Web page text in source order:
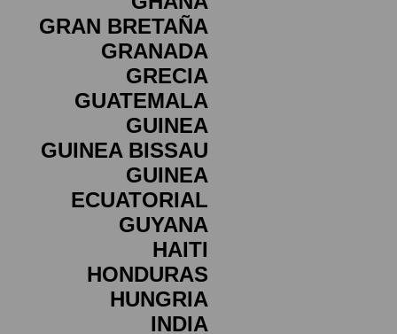
GRAN BRETAÑA
GRANADA
GRECIA
GUATEMALA
GUINEA
GUINEA BISSAU
GUINEA
ECUATORIAL
GUYANA
HAITI
HONDURAS
HUNGRIA
INDIA